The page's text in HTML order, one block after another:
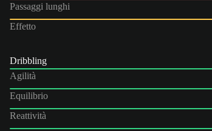
Passaggi lunghi
Effetto
Dribbling
Agilità
Equilibrio
Reattività